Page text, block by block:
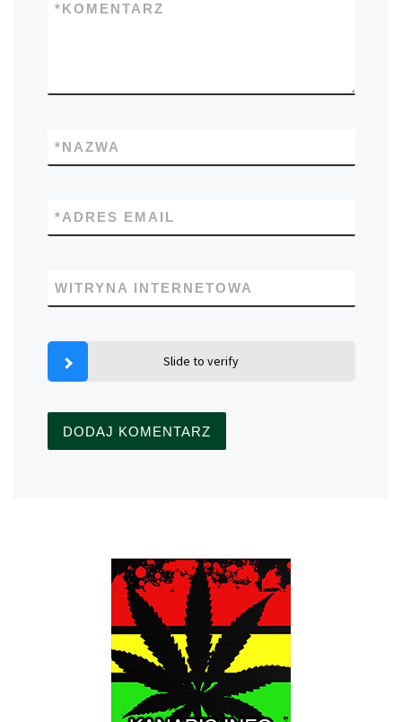
KOMENTARZ
*
NAZWA
*
ADRES EMAIL
*
WITRYNA INTERNETOWA
Slide to verify